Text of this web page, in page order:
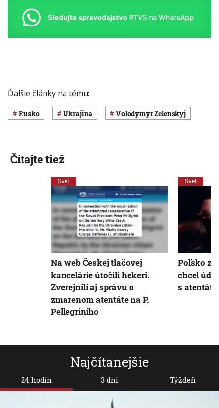
Ďalšie články na tému:
Rusko Ukrajina Volodymyr Zelenskyj
Najčítanejšie
24 hodín 3 dni Týždeň
Čítajte tiež
Svet
Na web Českej tlačovej
kancelárie útočili hekeri.
Zverejnili aj správu o
zmarenom atentáte na P.
Pellegriniho
Svet
Poľsko
chcel
s